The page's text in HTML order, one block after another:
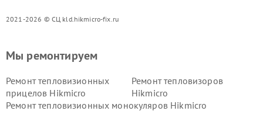
2021-2026 © СЦ kld.hikmicro-fix.ru
Мы ремонтируем
Ремонт тепловизионных
прицелов Hikmicro
Ремонт тепловизоров
Hikmicro
Ремонт тепловизионных монокуляров Hikmicro